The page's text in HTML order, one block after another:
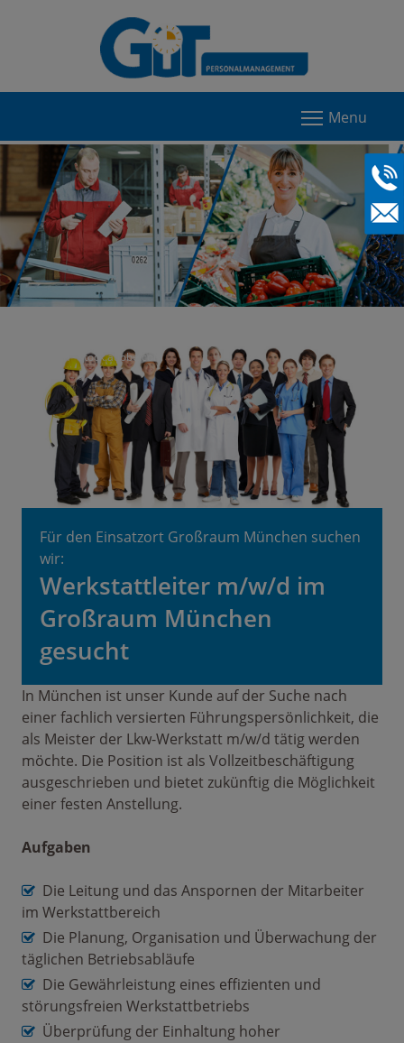
Menu
©Kurhan - stock.adobe.com
Für den Einsatzort Großraum München suchen
wir:
Werkstattleiter m/w/d im
Großraum München
gesucht
In München ist unser Kunde auf der Suche nach
einer fachlich versierten Führungspersönlichkeit, die
als Meister der Lkw-Werkstatt m/w/d tätig werden
möchte. Die Position ist als Vollzeitbeschäftigung
ausgeschrieben und bietet zukünftig die Möglichkeit
einer festen Anstellung.
Aufgaben
Die Leitung und das Anspornen der Mitarbeiter
im Werkstattbereich
Die Planung, Organisation und Überwachung der
täglichen Betriebsabläufe
Die Gewährleistung eines effizienten und
störungsfreien Werkstattbetriebs
Überprüfung der Einhaltung hoher